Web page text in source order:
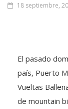
18 septiembre,
El pasado
país, Puerto
Vueltas
de mountain